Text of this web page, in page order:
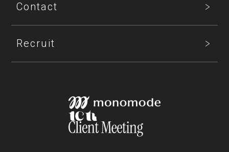
Contact
Recruit